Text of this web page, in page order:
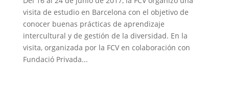
visita de estudio en Barcelona con el objetivo de
conocer buenas prácticas de aprendizaje
intercultural y de gestión de la diversidad. En la
visita, organizada por la FCV en colaboración con
Fundació Privada...